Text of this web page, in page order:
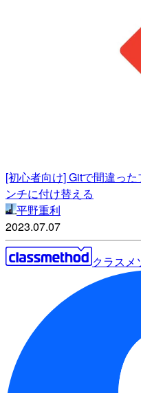
[初心者向け] Gitで間違っ
ンチに付け替える
平野重利
2023.07.07
クラスメ